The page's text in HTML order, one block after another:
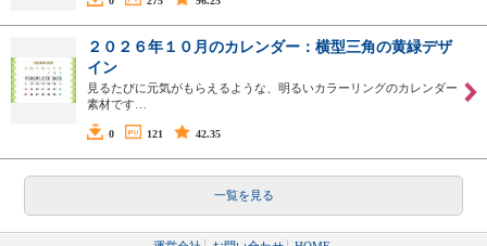
２０２６年１０月のカレンダー：横型三角の黄緑デザ
イン
見るたびに元気がもらえるような、明るいカラーリングのカレンダー
素材です…
0 121 42.35
一覧を見る